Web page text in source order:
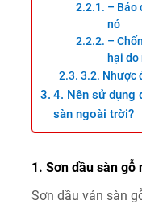
– Bảo
nó
–
hại do
3.2. Nhược
4. Nên sử dụng
sàn ngoài trời?
1. Sơn dầu sàn gỗ
Sơn dầu ván sàn